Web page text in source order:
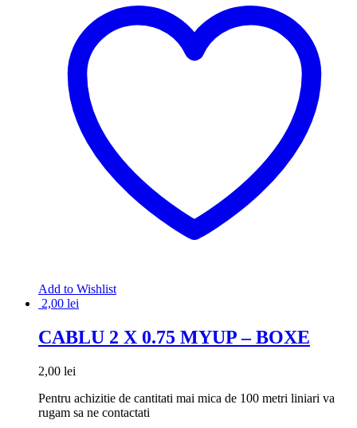
Add to Wishlist
2,00 lei
CABLU 2 X 0.75 MYUP – BOXE
2,00 lei
Pentru achizitie de cantitati mai mica de 100 metri liniari va
rugam sa ne contactati